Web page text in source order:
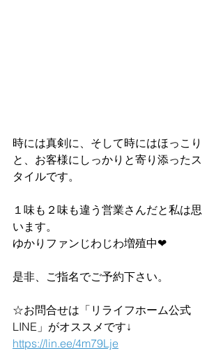
時には真剣に、そして時にはほっこり
と、お客様にしっかりと寄り添ったス
タイルです。
１味も２味も違う営業さんだと私は思
います。
ゆかりファンじわじわ増殖中❤︎
是非、ご指名でご予約下さい。
☆お問合せは「リライフホーム公式
LINE」がオススメです↓
https://lin.ee/4m79Lje